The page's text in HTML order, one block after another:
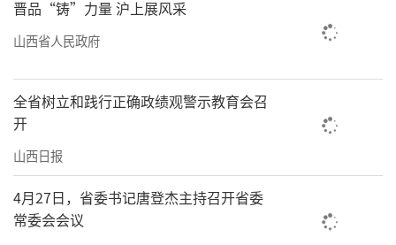
晋品“铸”力量 沪上展风采
山西省人民政府
全省树立和践行正确政绩观警示教育会召
开
山西日报
4月27日，省委书记唐登杰主持召开省委
常委会会议